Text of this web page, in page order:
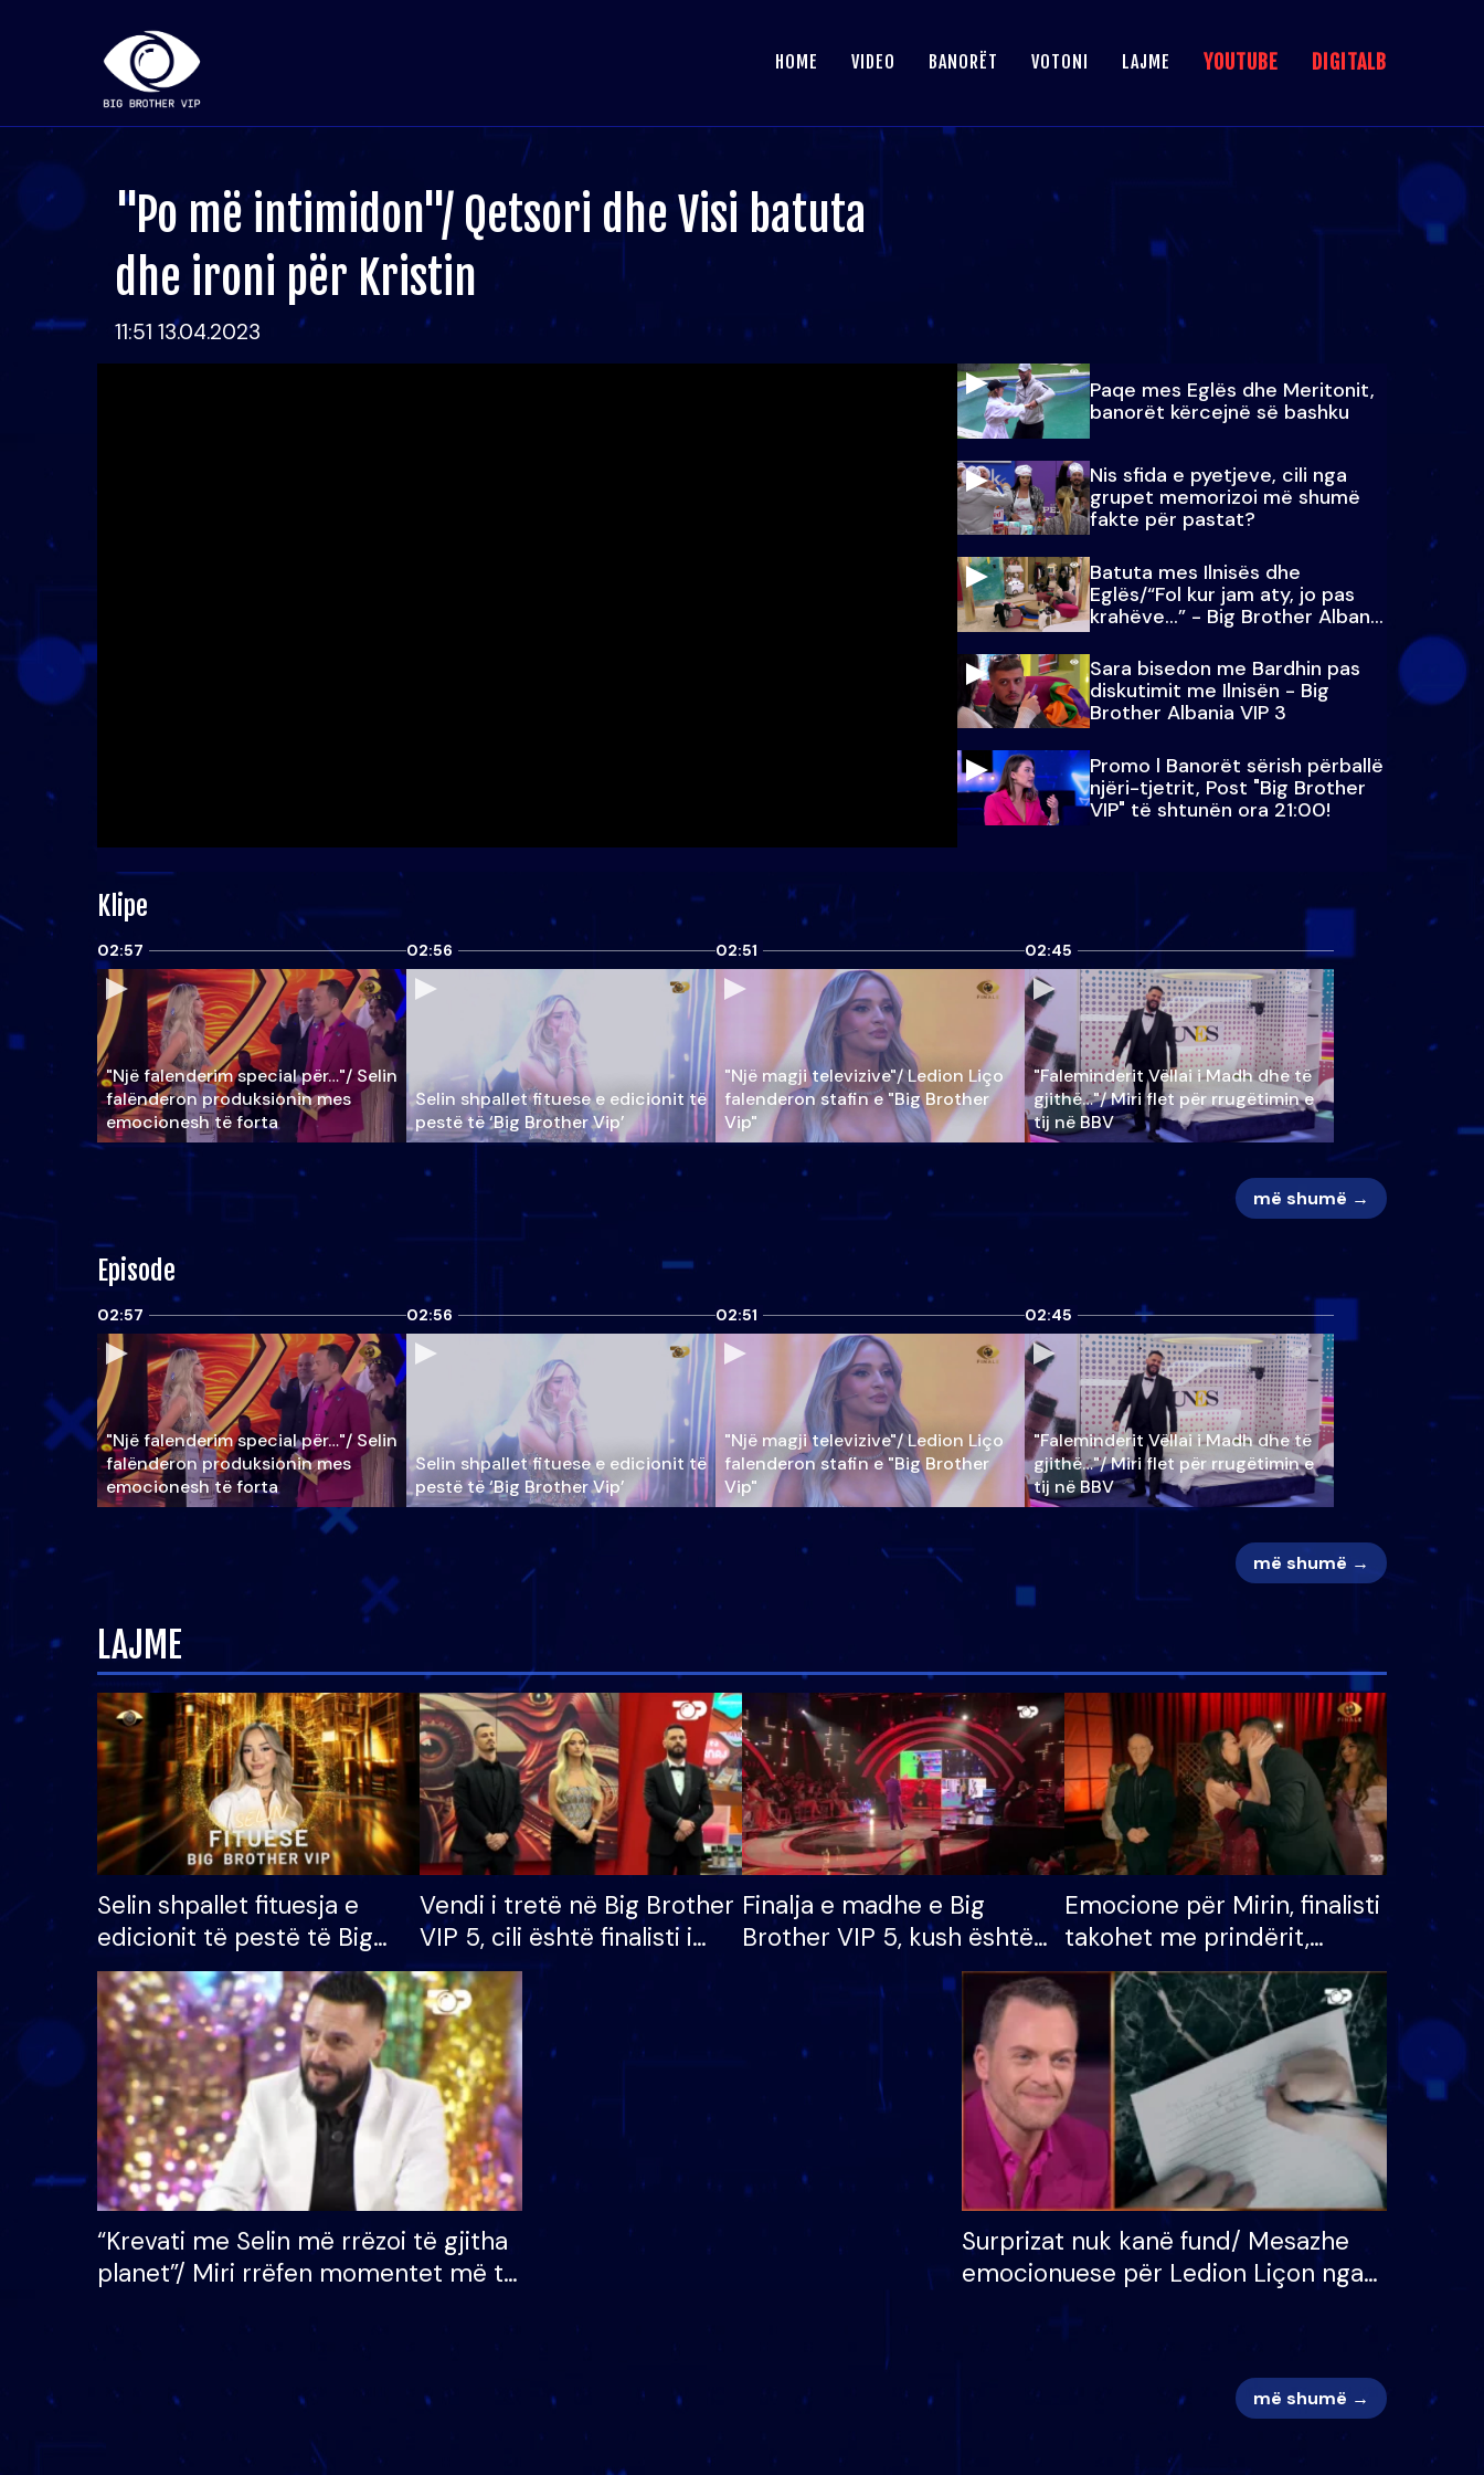
HOME VIDEO BANORËT VOTONI LAJME YOUTUBE DIGITALB
"Po më intimidon"/ Qetsori dhe Visi batuta
dhe ironi për Kristin
11:51 13.04.2023
Paqe mes Eglës dhe Meritonit,
banorët kërcejnë së bashku
Nis sfida e pyetjeve, cili nga
grupet memorizoi më shumë
fakte për pastat?
Batuta mes Ilnisës dhe
Eglës/“Fol kur jam aty, jo pas
krahëve…” - Big Brother Albania
VIP 3
Sara bisedon me Bardhin pas
diskutimit me Ilnisën - Big
Brother Albania VIP 3
Promo l Banorët sërish përballë
njëri-tjetrit, Post "Big Brother
VIP" të shtunën ora 21:00!
Klipe
02:57
"Një falenderim special për…"/ Selin
falënderon produksionin mes
emocionesh të forta
02:56
Selin shpallet fituese e edicionit të
pestë të ‘Big Brother Vip’
02:51
"Një magji televizive"/ Ledion Liço
falenderon stafin e "Big Brother
Vip"
02:45
"Faleminderit Vëllai i Madh dhe të
gjithë…"/ Miri flet për rrugëtimin e
tij në BBV
më shumë →
Episode
02:57
"Një falenderim special për…"/ Selin
falënderon produksionin mes
emocionesh të forta
02:56
Selin shpallet fituese e edicionit të
pestë të ‘Big Brother Vip’
02:51
"Një magji televizive"/ Ledion Liço
falenderon stafin e "Big Brother
Vip"
02:45
"Faleminderit Vëllai i Madh dhe të
gjithë…"/ Miri flet për rrugëtimin e
tij në BBV
më shumë →
LAJME
Selin shpallet fituesja e
edicionit të pestë të Big
Brother VIP, rrëmben
çmimin e madh prej 100
mijë eurosh
Vendi i tretë në Big Brother
VIP 5, cili është finalisti i
radhës që lë shtëpinë
Finalja e madhe e Big
Brother VIP 5, kush është
banori i parë që lë shtëpinë
dhe humb mundësinë për
të fituar çmimin e madh
Emocione për Mirin, finalisti
takohet me prindërit,
vajzën dhe bashkëshorten:
S’kemi ndonjë letër divorci
apo jo?
“Krevati me Selin më rrëzoi të gjitha
planet”/ Miri rrëfen momentet më të
mungojë zilja e mëngjesit kur…
Surprizat nuk kanë fund/ Mesazhe
emocionuese për Ledion Liçon nga
më shumë →